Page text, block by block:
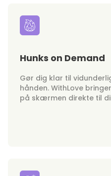
Hunks on Demand
Gør dig klar til
hånden. WithLove
på skærmen direkte til